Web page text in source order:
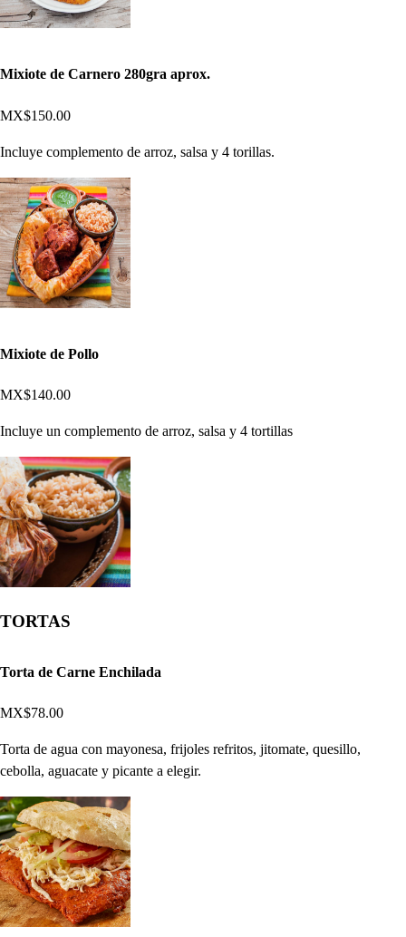
Mixiote de Carnero 280gra aprox.
MX$150.00
Incluye complemento de arroz, salsa y 4 torillas.
Mixiote de Pollo
MX$140.00
Incluye un complemento de arroz, salsa y 4 tortillas
TORTAS
Torta de Carne Enchilada
MX$78.00
Torta de agua con mayonesa, frijoles refritos, jitomate, quesillo,
cebolla, aguacate y picante a elegir.